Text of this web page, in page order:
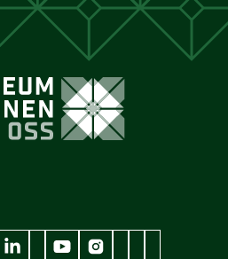
Museum Jan Cunen
googleplus Museum Jan Cunen